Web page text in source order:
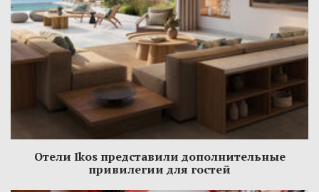
Отели Ikos представили дополнительные
привилегии для гостей